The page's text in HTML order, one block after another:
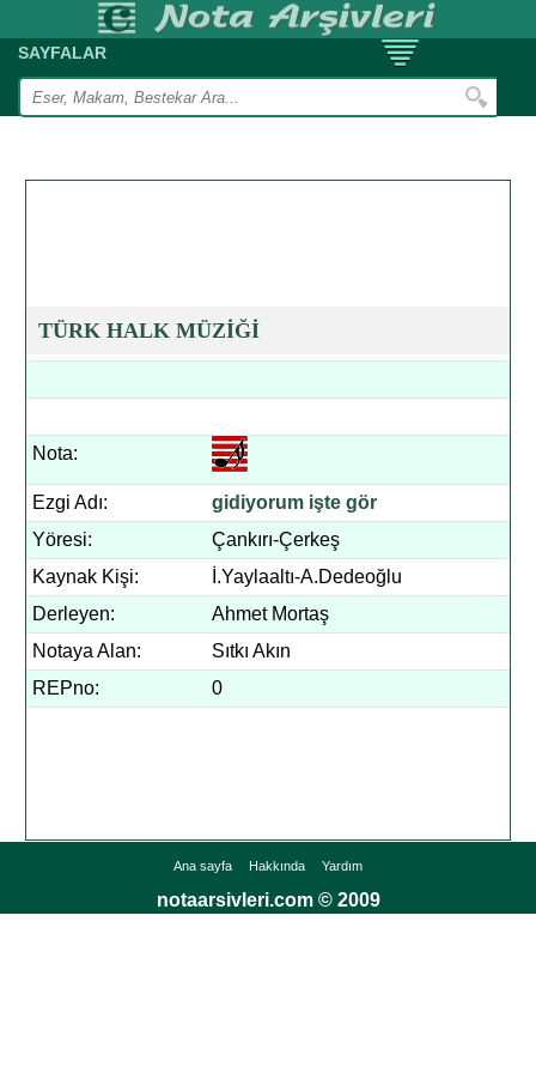
SAYFALAR
TÜRK HALK MÜZİĞİ
Nota:
Ezgi Adı:
gidiyorum işte gör
Yöresi:
Çankırı-Çerkeş
Kaynak Kişi:
İ.Yaylaaltı-A.Dedeoğlu
Derleyen:
Ahmet Mortaş
Notaya Alan:
Sıtkı Akın
REPno:
0
Ana sayfa Hakkında Yardım
notaarsivleri.com © 2009